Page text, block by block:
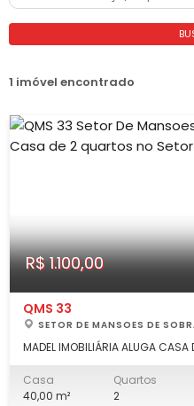
1 imóvel encontrado
R$ 1.100,00
QMS 33
SETOR DE MANSOES DE
MADEL IMOBILIÁRIA ALUGA CASA
social, cozinha, área de
"condomínio" familiar. LOCALIZAÇÃO: QMS 33, na subida do
Casa
40,00 m²
Quartos
2